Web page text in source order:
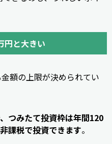
円と大きい
額の上限が決められてい
つみたて投資枠は年間120
課税で投資できます。